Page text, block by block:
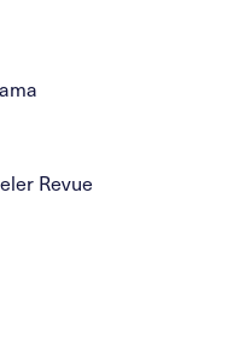
Revue